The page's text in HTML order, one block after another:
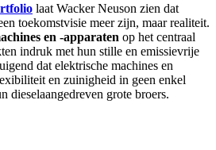
laat Wacker Neuson zien dat
toekomstvisie meer zijn, maar realiteit.
en -apparaten op het centraal
indruk met hun stille en emissievrije
dat elektrische machines en
en zuinigheid in geen enkel
dieselaangedreven grote broers.